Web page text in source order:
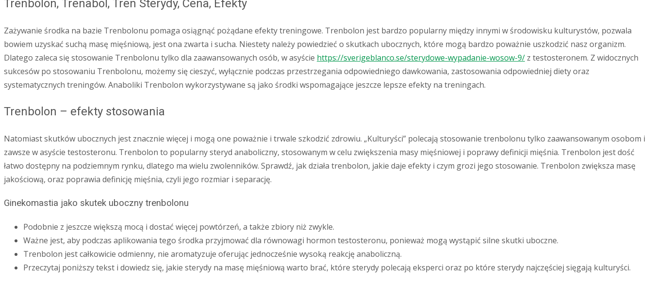
Trenbolon, Trenabol, Tren Sterydy, Cena, Efekty
Zażywanie środka na bazie Trenbolonu pomaga osiągnąć pożądane efekty treningowe. Trenbolon jest bardzo popularny między innymi w środowisku kulturystów, pozwala
bowiem uzyskać suchą masę mięśniową, jest ona zwarta i sucha. Niestety należy powiedzieć o skutkach ubocznych, które mogą bardzo poważnie uszkodzić nasz organizm.
Dlatego zaleca się stosowanie Trenbolonu tylko dla zaawansowanych osób, w asyście https://sverigeblanco.se/sterydowe-wypadanie-wosow-9/ z testosteronem. Z widocznych
sukcesów po stosowaniu Trenbolonu, możemy się cieszyć, wyłącznie podczas przestrzegania odpowiedniego dawkowania, zastosowania odpowiedniej diety oraz
systematycznych treningów. Anaboliki Trenbolon wykorzystywane są jako środki wspomagające jeszcze lepsze efekty na treningach.
Trenbolon – efekty stosowania
Natomiast skutków ubocznych jest znacznie więcej i mogą one poważnie i trwale szkodzić zdrowiu. „Kulturyści” polecają stosowanie trenbolonu tylko zaawansowanym osobom i
zawsze w asyście testosteronu. Trenbolon to popularny steryd anaboliczny, stosowanym w celu zwiększenia masy mięśniowej i poprawy definicji mięśnia. Trenbolon jest dość
łatwo dostępny na podziemnym rynku, dlatego ma wielu zwolenników. Sprawdź, jak działa trenbolon, jakie daje efekty i czym grozi jego stosowanie. Trenbolon zwiększa masę
jakościową, oraz poprawia definicję mięśnia, czyli jego rozmiar i separację.
Ginekomastia jako skutek uboczny trenbolonu
Podobnie z jeszcze większą mocą i dostać więcej powtórzeń, a także zbiory niż zwykle.
Ważne jest, aby podczas aplikowania tego środka przyjmować dla równowagi hormon testosteronu, ponieważ mogą wystąpić silne skutki uboczne.
Trenbolon jest całkowicie odmienny, nie aromatyzuje oferując jednocześnie wysoką reakcję anaboliczną.
Przeczytaj poniższy tekst i dowiedz się, jakie sterydy na masę mięśniową warto brać, które sterydy polecają eksperci oraz po które sterydy najczęściej sięgają kulturyści.